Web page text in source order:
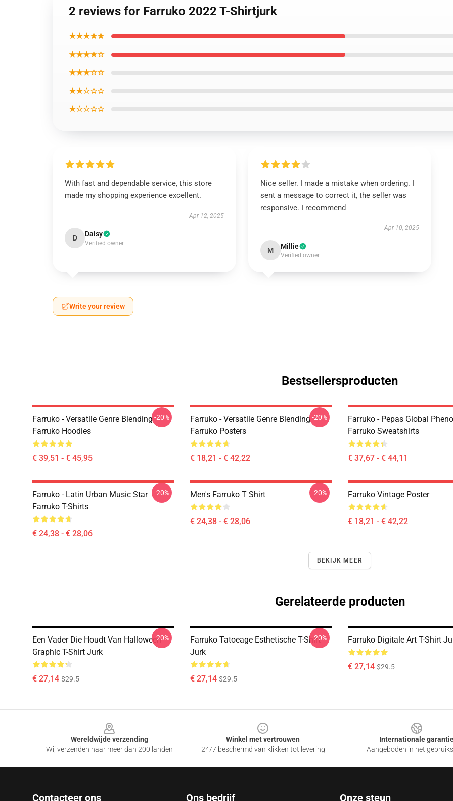
2 reviews for Farruko 2022 T-Shirtjurk
★★★★★
★★★★☆
★★★☆☆
★★☆☆☆
★☆☆☆☆
With fast and dependable service, this store
made my shopping experience excellent.
Apr 12, 2025
D Daisy
Verified owner
Nice seller. I made a mistake when ordering. I
sent a message to correct it, the seller was
responsive. I recommend
Apr 10, 2025
M Millie
Verified owner
Write your review
Bestsellersproducten
Farruko - Versatile Genre Blending
Farruko Hoodies
€ 39,51 - € 45,95
-20%
Farruko - Versatile Genre Blending
Farruko Posters
€ 18,21 - € 42,22
-20%
Farruko - Pepas Global
Farruko Sweatshirts
€ 37,67 - € 44,11
Farruko - Latin Urban Music Star
Farruko T-Shirts
€ 24,38 - € 28,06
-20% Men's Farruko T Shirt
€ 24,38 - € 28,06
-20% Farruko Vintage Poster
€ 18,21 - € 42,22
BEKIJK MEER
Gerelateerde producten
Een Vader Die Houdt Van Halloween
Graphic T-Shirt Jurk
€ 27,14 $29.5
-20%
Farruko Tatoeage Esthetische T-Shirt
Jurk
€ 27,14 $29.5
-20% Farruko Digitale Art T-Shirt
€ 27,14 $29.5
Wereldwijde verzending
Wij verzenden naar meer dan 200 landen
Winkel met vertrouwen
24/7 beschermd van klikken tot levering
Internationale
Aangeboden in het
Contacteer ons Ons bedrijf Onze steun